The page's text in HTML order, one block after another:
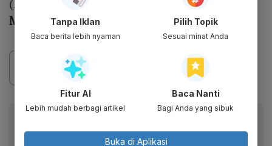
(Baca:
Bahaya Kemarau Panjang yang
Mengancam Produksi Pangan )
Dapatkan pengalaman membaca lebih nyaman dan nikmati
Tanpa Iklan
Baca berita lebih nyaman
Pilih Topik
Sesuai minat Anda
Fitur AI
Lebih mudah berbagi artikel
Baca Nanti
Bagi Anda yang sibuk
Buka di Aplikasi